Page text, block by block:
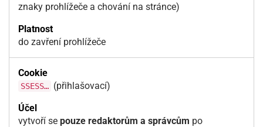
znaky prohlížeče a chování na stránce)
do zavření prohlížeče
SSESS… (přihlašovací)
vytvoří se pouze redaktorům a správcům po